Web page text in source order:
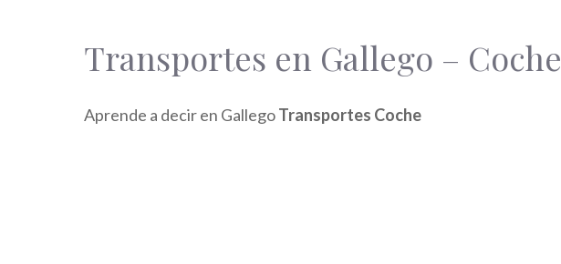
Transportes en Gallego – Coche
Aprende a decir en GallegoTransportes Coche